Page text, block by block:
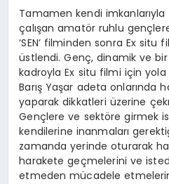
Tamamen kendi
çalışan amatör ruhlu
‘SEN’ filminden sonra Ex situ
üstlendi. Genç, dinamik ve
kadroyla Ex situ filmi için
Barış Yaşar adeta onlarında
yaparak dikkatleri üzerine
Gençlere ve sektöre girmek
kendilerine inanmaları
zamanda yerinde oturarak
harakete geçmelerini ve
etmeden mücadele